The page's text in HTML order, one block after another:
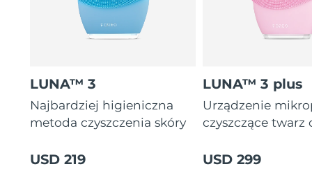
LUNA™ 3
Najbardziej higieniczna
metoda czyszczenia skóry
USD 219
LUNA™ 3 plus
Urządzenie
czyszczące twarz
USD 299